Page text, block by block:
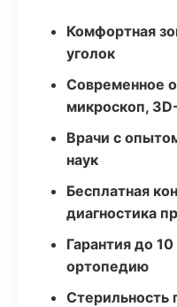
Комфортная
уголок
Современное
микроскоп,
Врачи с
наук
Бесплатная
диагностика
Гарантия до
ортопедию
Стерильность